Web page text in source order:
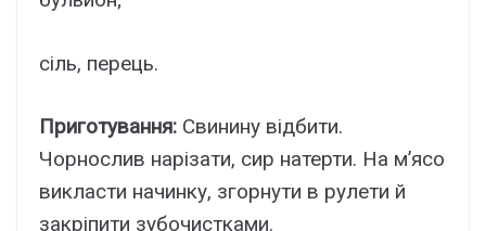
сіль, перець.
Приготування: Свинину відбити.
Чорнослив нарізати, сир натерти. На м’ясо
викласти начинку, згорнути в рулети й
закріпити зубочистками.